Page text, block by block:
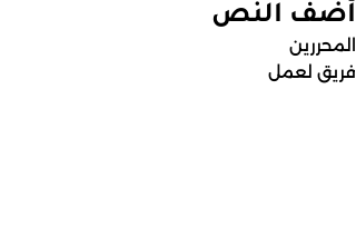
أضف النص
المحررين
فريق لعمل